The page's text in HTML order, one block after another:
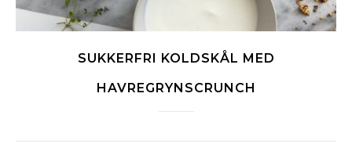
SUKKERFRI KOLDSKÅL MED
HAVREGRYNSCRUNCH